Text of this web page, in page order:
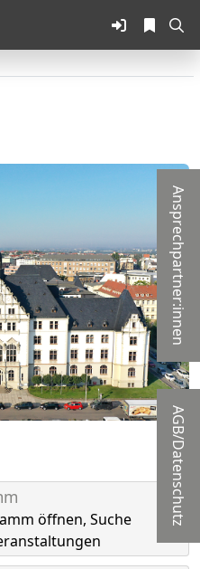
Ansprechpartner:innen
AGB/Datenschutz
öffnen, Suche